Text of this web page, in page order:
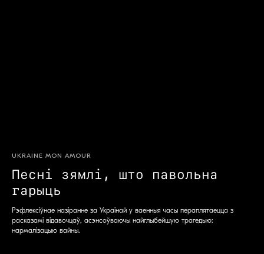
UKRAINE MON AMOUR
Песні зямлі, што павольна
гарыць
Рэфлексіўнае назіранне за Украінай у ваенныя часы пераплятаецца з
расказамі відавочцаў, асэнсоўваючы найглыбейшую трагедыю:
нармалізацыю вайны.